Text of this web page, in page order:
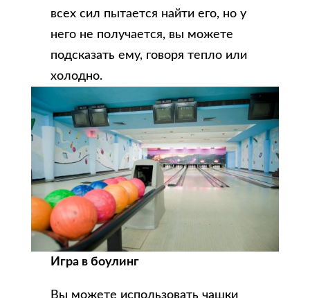
всех сил пытается найти его, но у
него не получается, вы можете
подсказать ему, говоря тепло или
холодно.
Игра в боулинг
Вы можете использовать чашки